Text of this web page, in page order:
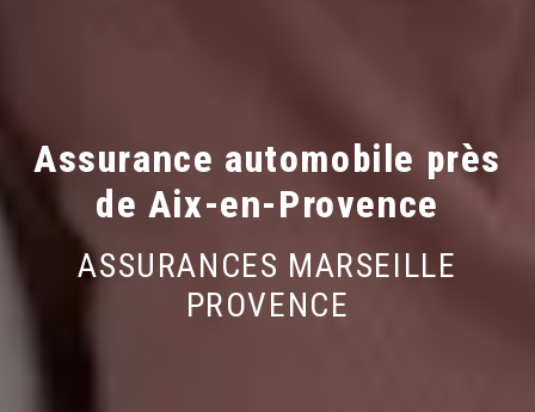
Assurance automobile près
de Aix-en-Provence
ASSURANCES MARSEILLE
PROVENCE